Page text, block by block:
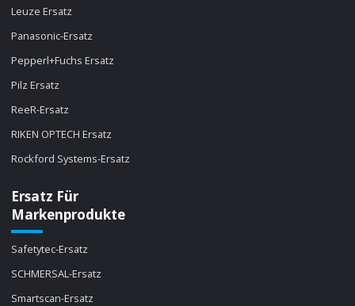
Leuze Ersatz
Panasonic-Ersatz
Pepperl+Fuchs Ersatz
Pilz Ersatz
ReeR-Ersatz
RIKEN OPTECH Ersatz
Rockford Systems-Ersatz
Ersatz Für
Markenprodukte
Safetytec-Ersatz
SCHMERSAL-Ersatz
Smartscan-Ersatz